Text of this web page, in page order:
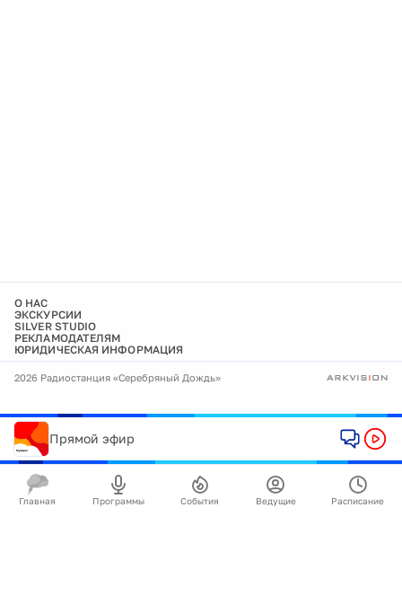
О НАС
ЭКСКУРСИИ
SILVER STUDIO
РЕКЛАМОДАТЕЛЯМ
ЮРИДИЧЕСКАЯ ИНФОРМАЦИЯ
2026 Радиостанция «Серебряный Дождь»
Прямой эфир
Главная Программы События Ведущие Расписание